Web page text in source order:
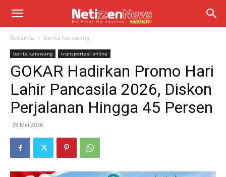
Beranda berita karawang
berita karawang transportasi online
GOKAR Hadirkan Promo Hari
Lahir Pancasila 2026, Diskon
Perjalanan Hingga 45 Persen
29 Mei 2026